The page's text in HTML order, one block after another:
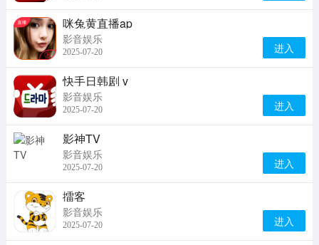
咪兔黄直播ap
影音娱乐
2025-07-20 进入
快手日韩剧 v
影音娱乐
2025-07-20 进入
影神TV
影音娱乐
2025-07-20 进入
擂客
影音娱乐
2025-07-20 进入